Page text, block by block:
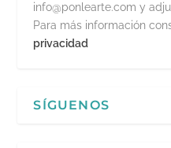
info@ponlearte.com y
Para más información
privacidad
SÍGUENOS